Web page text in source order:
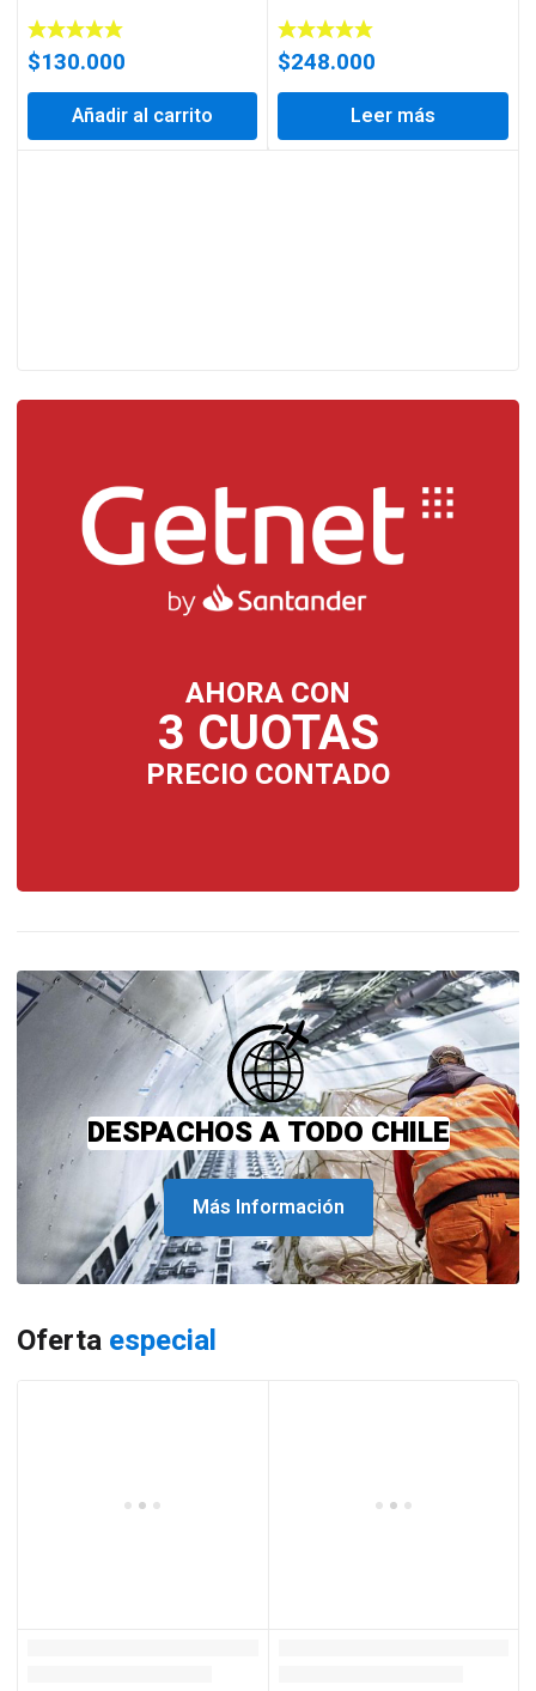
AHORA CON
3 CUOTAS
PRECIO CONTADO
DESPACHOS A TODO CHILE
Más Información
Oferta especial
$130.000
Añadir al carrito
$248.000
Leer más